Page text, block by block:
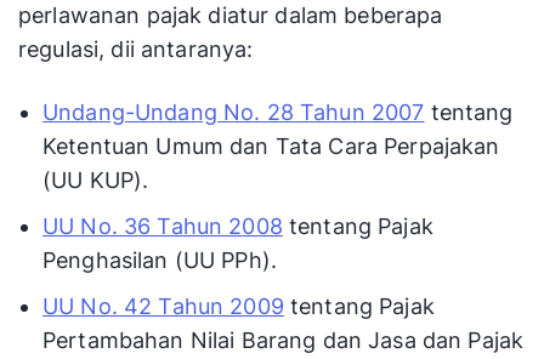
perlawanan pajak diatur dalam beberapa
regulasi, dii antaranya:
Undang-Undang No. 28 Tahun 2007 tentang
Ketentuan Umum dan Tata Cara Perpajakan
(UU KUP).
UU No. 36 Tahun 2008 tentang Pajak
Penghasilan (UU PPh).
UU No. 42 Tahun 2009 tentang Pajak
Pertambahan Nilai Barang dan Jasa dan Pajak